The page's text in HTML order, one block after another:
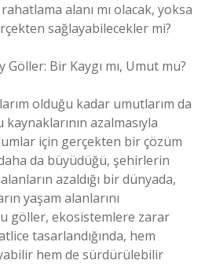
alanı mı olacak, yoksa
sağlayabilecekler mi?
Göller: Bir Kaygı mı, Umut mu?
olduğu kadar umutlarım da
azalmasıyla
için gerçekten bir çözüm
da büyüdüğü, şehirlerin
azaldığı bir dünyada,
yaşam alanlarını
göller, ekosistemlere zarar
tasarlandığında, hem
hem de sürdürülebilir